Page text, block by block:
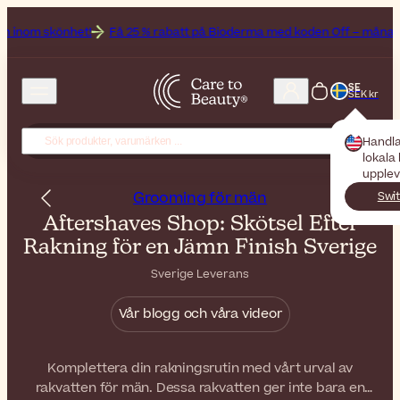
Få 25 % rabatt på Bioderma med koden Off – månadens
SE
SEK kr
Grooming för män
Aftershaves Shop: Skötsel Efter
Rakning för en Jämn Finish Sverige
Sverige Leverans
Vår blogg och våra videor
Komplettera din rakningsrutin med vårt urval av
rakvatten för män. Dessa rakvatten ger inte bara en